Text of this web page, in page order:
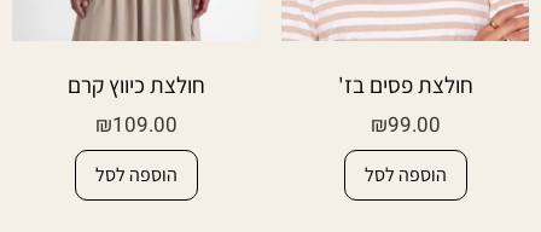
חולצת פסים בז'
₪99.00
הוספה לסל
חולצת כיווץ קרם
₪109.00
הוספה לסל